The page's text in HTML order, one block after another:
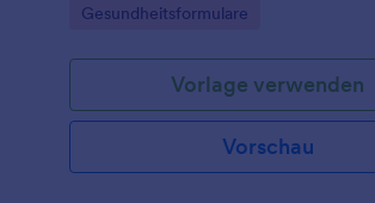
Go to Category:
Gesundheitsformulare
Vorlage verwenden
Vorschau